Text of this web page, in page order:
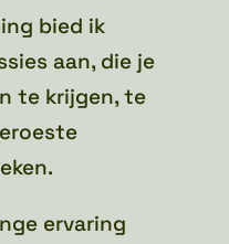
bied ik
aan, die je
te krijgen, te
ervaring